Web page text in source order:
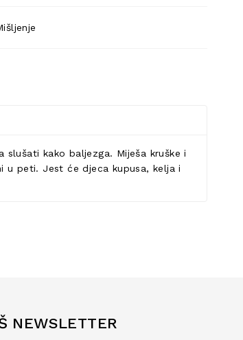
kako baljezga. Miješa kruške i
u peti. Jest će djeca kupusa, kelja i
NEWSLETTER